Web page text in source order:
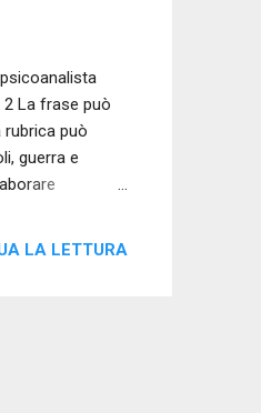
2 La frase può
può
guerra e
LA LETTURA